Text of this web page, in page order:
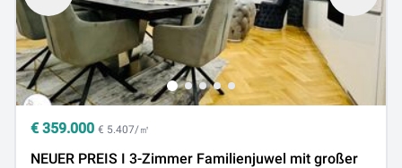
€ 359.000 € 5.407/㎡
NEUER PREIS I 3-Zimmer Familienjuwel mit großer